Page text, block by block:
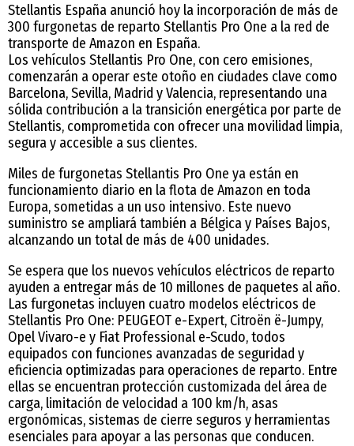
Stellantis España anunció hoy la incorporación de más de
300 furgonetas de reparto Stellantis Pro One a la red de
transporte de Amazon en España.
Los vehículos Stellantis Pro One, con cero emisiones,
comenzarán a operar este otoño en ciudades clave como
Barcelona, Sevilla, Madrid y Valencia, representando una
sólida contribución a la transición energética por parte de
Stellantis, comprometida con ofrecer una movilidad limpia,
segura y accesible a sus clientes.
Miles de furgonetas Stellantis Pro One ya están en
funcionamiento diario en la flota de Amazon en toda
Europa, sometidas a un uso intensivo. Este nuevo
suministro se ampliará también a Bélgica y Países Bajos,
alcanzando un total de más de 400 unidades.
Se espera que los nuevos vehículos eléctricos de reparto
ayuden a entregar más de 10 millones de paquetes al año.
Las furgonetas incluyen cuatro modelos eléctricos de
Stellantis Pro One: PEUGEOT e-Expert, Citroën ë-Jumpy,
Opel Vivaro-e y Fiat Professional e-Scudo, todos
equipados con funciones avanzadas de seguridad y
eficiencia optimizadas para operaciones de reparto. Entre
ellas se encuentran protección customizada del área de
carga, limitación de velocidad a 100 km/h, asas
ergonómicas, sistemas de cierre seguros y herramientas
esenciales para apoyar a las personas que conducen.